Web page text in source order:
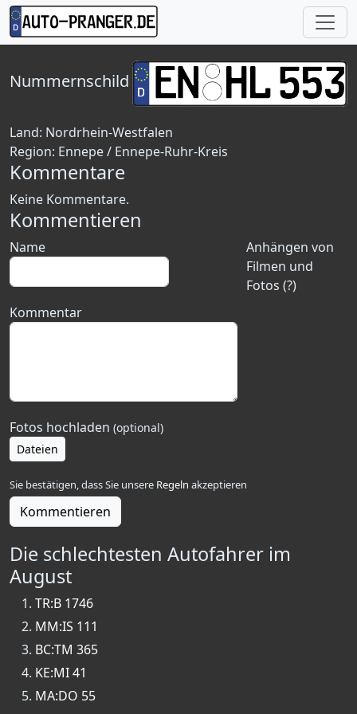
Nummernschild
Land: Nordrhein-Westfalen
Region: Ennepe / Ennepe-Ruhr-Kreis
Kommentare
Keine Kommentare.
Kommentieren
Anhängen von
Filmen und
Fotos (?)
Name
Kommentar
Fotos hochladen (optional)
Dateien
Sie bestätigen, dass Sie unsere Regeln akzeptieren
Kommentieren
Die schlechtesten Autofahrer im
August
TR:B 1746
MM:IS 111
BC:TM 365
KE:MI 41
MA:DO 55